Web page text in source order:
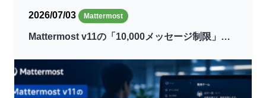
2026/07/03 Mattermost
Mattermost v11の「10,000メッセージ制限」…